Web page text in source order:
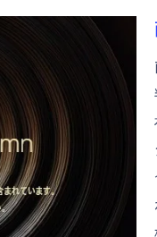
商標
商標
商
商
商
商標の